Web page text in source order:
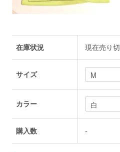
在庫状況 現在売り切
サイズ
カラー
購入数 -